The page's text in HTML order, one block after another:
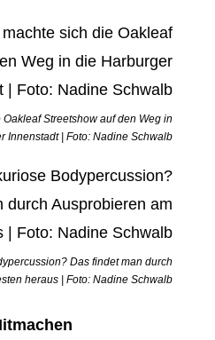
Streetshow auf den Weg in
Innenstadt | Foto: Nadine Schwalb
Das findet man durch
heraus | Foto: Nadine Schwalb